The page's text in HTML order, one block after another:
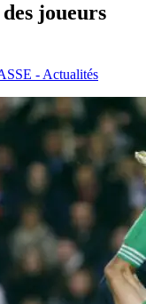
joueurs
- Actualités